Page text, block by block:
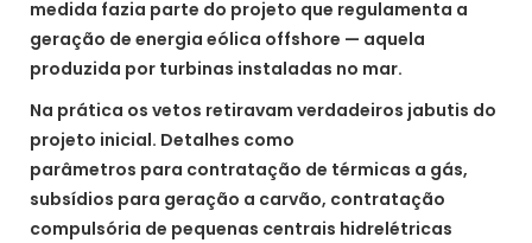
medida fazia parte do projeto que regulamenta a
geração de energia eólica offshore — aquela
produzida por turbinas instaladas no mar.
Na prática os vetos retiravam verdadeiros jabutis do
projeto inicial. Detalhes como
parâmetros para contratação de térmicas a gás,
subsídios para geração a carvão, contratação
compulsória de pequenas centrais hidrelétricas